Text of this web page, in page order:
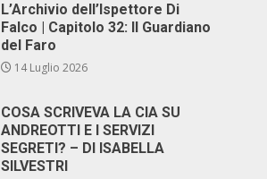
L’Archivio dell’Ispettore Di
Falco | Capitolo 32: Il Guardiano
del Faro
14 Luglio 2026
COSA SCRIVEVA LA CIA SU
ANDREOTTI E I SERVIZI
SEGRETI? – DI ISABELLA
SILVESTRI